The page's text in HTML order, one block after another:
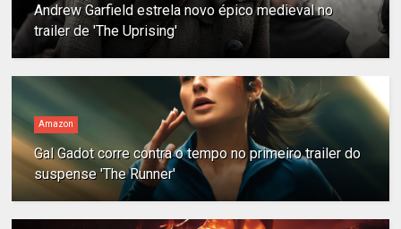
Andrew Garfield estrela novo épico medieval no
trailer de 'The Uprising'
Amazon
Gal Gadot corre contra o tempo no primeiro trailer do
suspense 'The Runner'